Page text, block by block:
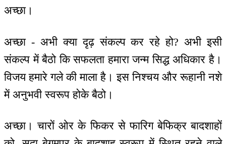
अच्छा।
अच्छा - अभी क्या दृढ़ संकल्प कर रहे हो? अभी इसी
संकल्प में बैठो कि सफलता हमारा जन्म सिद्ध अधिकार है।
विजय हमारे गले की माला है। इस निश्चय और रूहानी नशे
में अनुभवी स्वरूप होके बैठो।
अच्छा। चारों ओर के फिकर से फारिग बेफिक्र बादशाहों